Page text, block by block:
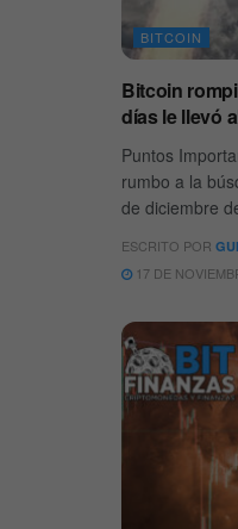
BITCOIN
Bitcoin
días le llevó
Puntos
rumbo a la
de diciembre
ESCRITO POR
17 DE